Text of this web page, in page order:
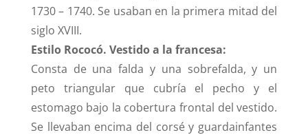
1730 – 1740. Se usaban en la primera mitad del
siglo XVIII.
Estilo Rococó. Vestido a la francesa:
Consta de una falda y una sobrefalda, y un
peto triangular que cubría el pecho y el
estomago bajo la cobertura frontal del vestido.
Se llevaban encima del corsé y guardainfantes